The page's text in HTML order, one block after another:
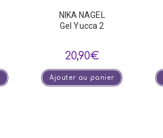
NIKA NAGEL
Gel Yucca 2
20,90€
Ajouter au panier